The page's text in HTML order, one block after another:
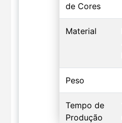
de Cores
Material
Peso
Tempo de
Produção